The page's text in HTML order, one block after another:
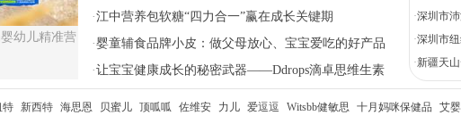
食品）
·深圳市
·深圳市
·新疆天
幼儿精准营
反式脂肪酸
·江中营养包软糖“四力合一”赢在成长关键期
·婴童辅食品牌小皮：做父母放心、宝宝爱吃的好产品
·让宝宝健康成长的秘密武器——Ddrops滴卓思维生素
特 新西特 海思恩 贝蜜儿 顶呱呱 佐维安 力儿 爱逗逗 Witsbb健敏思 十月妈咪保健品 艾